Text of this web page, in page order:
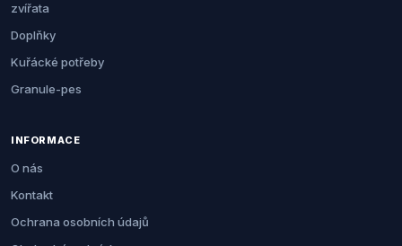
zvířata
Doplňky
Kuřácké potřeby
Granule-pes
INFORMACE
O nás
Kontakt
Ochrana osobních údajů